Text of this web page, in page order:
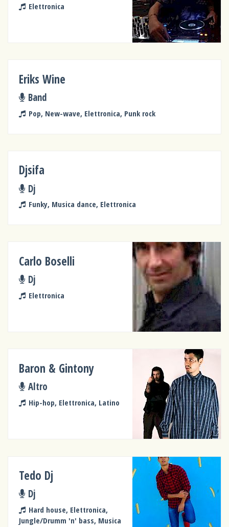
Elettronica
Eriks Wine
Band
Pop, New-wave, Elettronica, Punk rock
Djsifa
Dj
Funky, Musica dance, Elettronica
Carlo Boselli
Dj
Elettronica
Baron & Gintony
Altro
Hip-hop, Elettronica, Latino
Tedo Dj
Dj
Hard house, Elettronica,
Jungle/Drumm 'n' bass, Musica